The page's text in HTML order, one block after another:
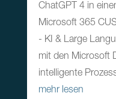
ChatGPT 4 in
Microsoft 365
- KI & Large
mit den Microsoft
intelligente
mehr lesen